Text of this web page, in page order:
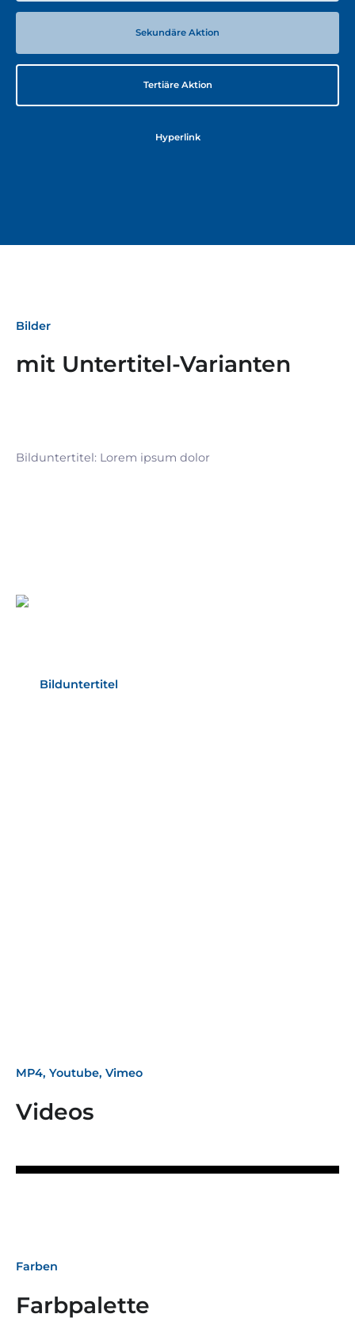
Sekundäre Aktion
Tertiäre Aktion
Hyperlink
Bilder
mit Untertitel-Varianten
Bilduntertitel: Lorem ipsum dolor
Bilduntertitel
MP4, Youtube, Vimeo
Videos
Farben
Farbpalette